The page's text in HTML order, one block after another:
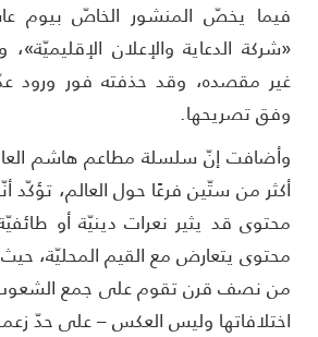
يخصّ المنشور الخاصّ بيوم
الدعاية والإعلان الإقليميّة»،
مقصده، وقد حذفته فور ورود عدّة
تصريحها.
إنّ سلسلة مطاعم هاشم
من ستّین فرعًا حول العالم، تؤكّد أنّه
قد يثير نعرات دينيّة أو طائفيّة
يتعارض مع القيم المحليّة، حيث إنّ
نصف قرن تقوم على جمع الشعوب
وليس العكس – على حدّ زعمها.